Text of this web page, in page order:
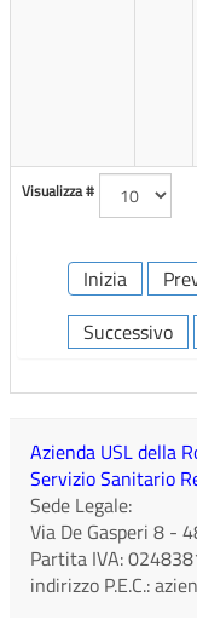
Visualizza #
Inizia
Successivo
Azienda USL della
Servizio Sanitario
Sede Legale:
Via De Gasperi 8 -
Partita IVA:
indirizzo P.E.C.: